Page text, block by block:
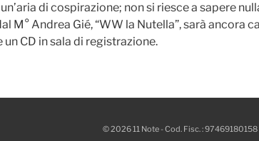
di cospirazione; non si riesce a sapere
M° Andrea Gié, “WW la Nutella”, sarà ancora
un CD in sala di registrazione.
© 2026 11 Note - Cod. Fisc. : 97469180158